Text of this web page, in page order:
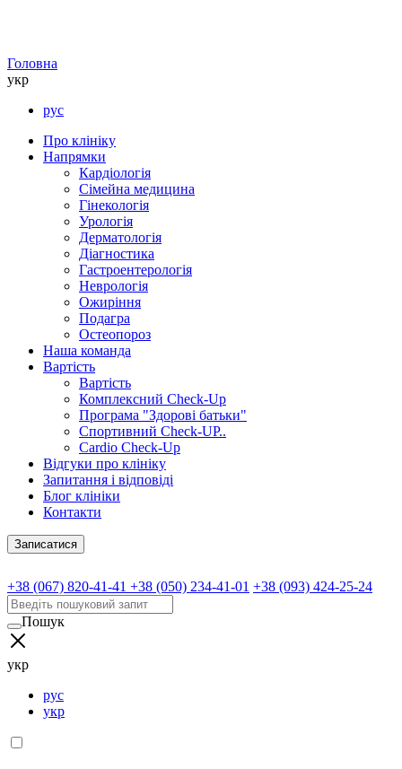
Головна
укр
рус
Про клініку
Напрямки
Кардіологія
Сімейна медицина
Гінекологія
Урологія
Дерматологія
Діагностика
Гастроентерологія
Неврологія
Ожиріння
Подагра
Остеопороз
Наша команда
Вартість
Вартість
Комплексний Check-Up
Програма "Здорові батьки"
Спортивний Check-UP..
Cardio Check-Up
Відгуки про клініку
Запитання і відповіді
Блог клініки
Контакти
Записатися
+38 (067) 820-41-41 +38 (050) 234-41-01 +38 (093) 424-25-24
Пошук
укр
рус
укр